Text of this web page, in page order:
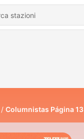
Columnistas Página 13